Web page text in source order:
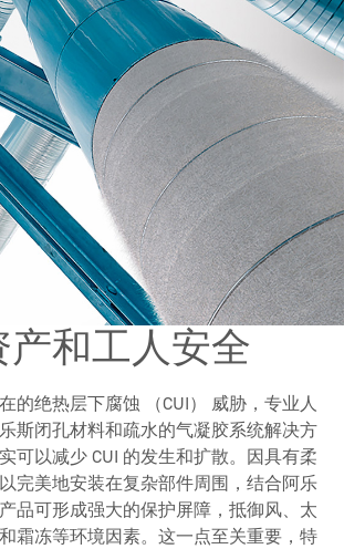
和工人安全
的绝热层下腐蚀 （CUI） 威胁，专业人
斯闭孔材料和疏水的气凝胶系统解决方
可以减少 CUI 的发生和扩散。因具有柔
完美地安装在复杂部件周围，结合阿乐
品可形成强大的保护屏障，抵御风、太
霜冻等环境因素。这一点至关重要，特